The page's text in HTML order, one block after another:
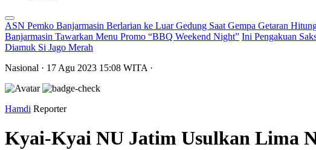
ASN Pemko Banjarmasin Berlarian ke Luar Gedung Saat Gempa Getaran
Banjarmasin Tawarkan Menu Promo “BBQ Weekend Night” Ini Pengakuan
Diamuk Si Jago Merah
Nasional · 17 Agu 2023 15:08 WITA ·
Hamdi Reporter
Kyai-Kyai NU Jatim Usulkan Lima